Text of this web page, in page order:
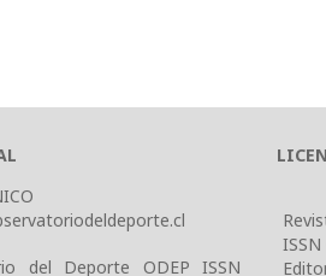
del Deporte ODEP ISSN